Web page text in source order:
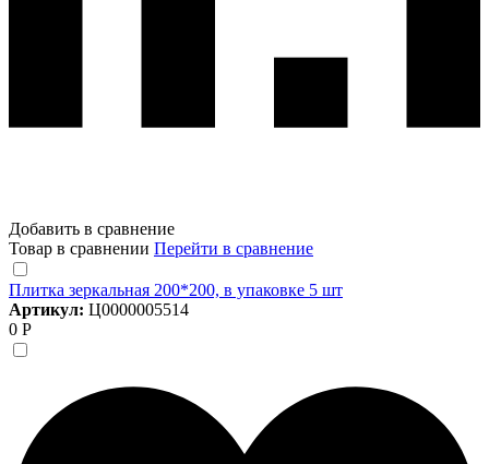
Добавить в сравнение
Товар в сравнении Перейти в сравнение
Плитка зеркальная 200*200, в упаковке 5 шт
Артикул: Ц0000005514
0 Р